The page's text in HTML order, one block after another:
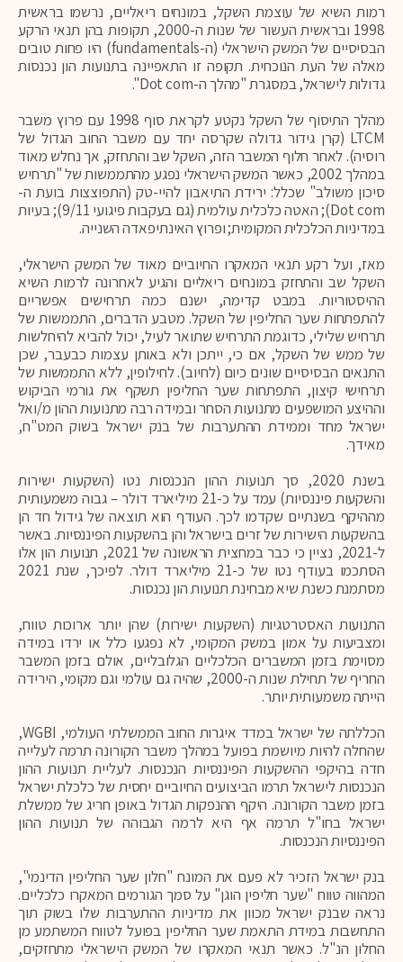
רמות השיא של עוצמת השקל, במונחים ריאליים, נרשמו בראשית
1998 ובראשית העשור של שנות ה-2000, תקופות בהן תנאי הרקע
הבסיסיים של המשק הישראלי (ה-fundamentals) היו פחות טובים
מאלה של העת הנוכחית. תקופה זו התאפיינה בתנועות הון נכנסות
גדולות לישראל, במסגרת "מהלך ה-Dot com".
מהלך התיסוף של השקל נקטע לקראת סוף 1998 עם פרוץ משבר
LTCM (קרן גידור גדולה שקרסה יחד עם משבר החוב הגדול של
רוסיה). לאחר חלוף המשבר הזה, השקל שב והתחזק, אך נחלש מאוד
במהלך 2002, כאשר המשק הישראלי נפגע מהתממשות של "תרחיש
סיכון משולב" שכלל: ירידת התיאבון להיי-טק (התפוצצות בועת ה-
Dot com); האטה כלכלית עולמית (גם בעקבות פיגועי 9/11); בעיות
במדיניות הכלכלית המקומית; ופרוץ האינתיפאדה השנייה.
מאז, ועל רקע תנאי המאקרו החיוביים מאוד של המשק הישראלי,
השקל שב והתחזק במונחים ריאליים והגיע לאחרונה לרמות השיא
ההיסטוריות. במבט קדימה, ישנם כמה תרחישים אפשריים
להתפתחות שער החליפין של השקל. מטבע הדברים, התממשות של
תרחיש שלילי, כדוגמת התרחיש שתואר לעיל, יכול להביא להיחלשות
של ממש של השקל, אם כי, ייתכן ולא באותן עצמות כבעבר, שכן
התנאים הבסיסיים שונים כיום (לחיוב). לחילופין, ללא התממשות של
תרחישי קיצון, התפתחות שער החליפין תשקף את גורמי הביקוש
וההיצע המושפעים מתנועות הסחר ובמידה רבה מתנועות ההון מ/ואל
ישראל מחד וממידת ההתערבות של בנק ישראל בשוק המט"ח,
מאידך.
בשנת 2020, סך תנועות ההון הנכנסות נטו (השקעות ישירות
והשקעות פיננסיות) עמד על כ-21 מיליארד דולר – גבוה משמעותית
מההיקף בשנתיים שקדמו לכך. העודף הוא תוצאה של גידול חד הן
בהשקעות הישירות של זרים בישראל והן בהשקעות הפיננסיות. באשר
ל-2021, נציין כי כבר במחצית הראשונה של 2021, תנועות הון אלו
הסתכמו בעודף נטו של כ-21 מיליארד דולר. לפיכך, שנת 2021
מסתמנת כשנת שיא מבחינת תנועות הון נכנסות.
התנועות האסטרטגיות (השקעות ישירות) שהן יותר ארוכות טווח,
ומצביעות על אמון במשק המקומי, לא נפגעו כלל או ירדו במידה
מסוימת בזמן המשברים הכלכליים הגלובליים, אולם בזמן המשבר
החריף של תחילת שנות ה-2000, שהיה גם עולמי וגם מקומי, הירידה
הייתה משמעותית יותר.
הכללתה של ישראל במדד איגרות החוב הממשלתי העולמי, WGBI,
שהחלה להיות מיושמת בפועל במהלך משבר הקורונה תרמה לעלייה
חדה בהיקפי ההשקעות הפיננסיות הנכנסות. לעליית תנועות ההון
הנכנסות לישראל תרמו הביצועים החיוביים יחסית של כלכלת ישראל
בזמן משבר הקורונה. היקף ההנפקות הגדול באופן חריג של ממשלת
ישראל בחו"ל תרמה אף היא לרמה הגבוהה של תנועות ההון
הפיננסיות הנכנסות.
בנק ישראל הזכיר לא פעם את המונח "חלון שער החליפין הדינמי",
המהווה טווח "שער חליפין הוגן" על סמך הגורמים המאקרו כלכליים.
נראה שבנק ישראל מכוון את מדיניות ההתערבות שלו בשוק תוך
התחשבות במידת התאמת שער החליפין בפועל לטווח המשתמע מן
החלון הנ"ל. כאשר תנאי המאקרו של המשק הישראלי מתחזקים,